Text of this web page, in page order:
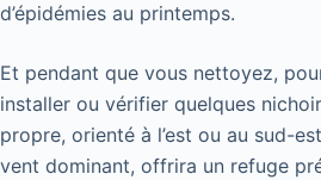
d’épidémies au printemps.
Et pendant que vous nettoyez,
installer ou vérifier quelques
propre, orienté à l’est ou au sud-
vent dominant, offrira un refuge